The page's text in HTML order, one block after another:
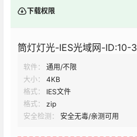
下载权限
筒灯灯光-IES光域网-ID:10-3
软件：
通用/不限
大小：
4KB
格式：
IES文件
格式：
zip
安全检测：
安全无毒/亲测可用